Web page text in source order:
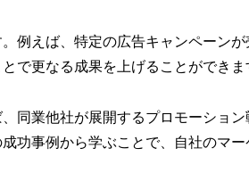
例えば、特定の広告キャンペーン
で更なる成果を上げることができま
同業他社が展開するプロモーショ
功事例から学ぶことで、自社のマー